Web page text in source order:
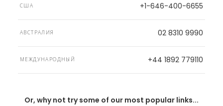
США +1-646-400-6655
АВСТРАЛИЯ 02 8310 9990
МЕЖДУНАРОДНЫЙ +44 1892 779110
Or, why not try some of our most popular links...